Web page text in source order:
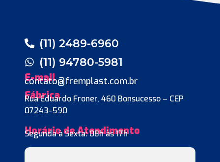
(11) 2489-6960
(11) 94780-5981
E-mail
contato@fremplast.com.br
Fábrica
Rua Eduardo Froner, 460 Bonsucesso – CEP
07243-590
Horário de Atendimento
Segunda à Sexta: 08h às 17h